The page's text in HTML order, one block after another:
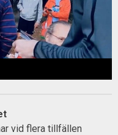
vid flera tillfällen